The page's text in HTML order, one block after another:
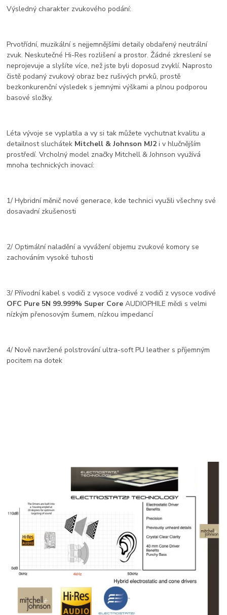
Výsledný charakter zvukového podání:
Prvotřídní, muzikální s nejjemnějšími detaily obdařený neutrální
zvuk. Neskutečné Hi-Res rozlišení a prostor. Žádné zkreslení se
neprojevuje a slyšíte více, než jste byli doposud zvyklí. Naprosto
čistě podaný zvukový obraz bez rušivých prvků, prostě
bezkonkurenční výsledek s jemnými výškami a plnou podporou
basové složky.
Léta vývoje se vyplatila a vy si tak můžete vychutnat kvalitu a
detailnost sluchátek Mitchell & Johnson MJ2i v hlučnějším
prostředí. Vrcholný model značky Mitchell & Johnson využívá
mnoha technických inovací:
1/ Hybridní měnič nové generace, kde technici využili všechny své
dosavadní zkušenosti
2/ Optimální naladění a vyvážení objemu zvukové komory se
zachováním vysoké tuhosti
3/ Přívodní kabel s vodiči z vysoce vodivé z vodiči z vysoce vodivé
OFC Pure 5N 99.999% Super Core AUDIOPHILE mědi s velmi
nízkým přenosovým šumem, nízkou impedancí
4/ Nově navržené polstrování ultra-soft PU leather s příjemným
pocitem na dotek